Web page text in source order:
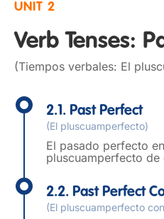
UNIT 2
Verb Tenses:
(Tiempos verbales: El
2.1. Past Perfect
(El pluscuamperfecto)
El pasado perfecto
pluscuamperfecto de
2.2. Past Perfect
(El pluscuamperfecto